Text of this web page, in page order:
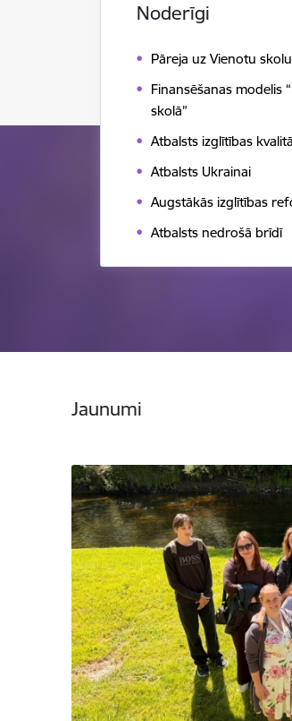
Noderīgi
Pāreja uz Vienotu skolu
Finansēšanas modelis
skolā”
Atbalsts izglītības
Atbalsts Ukrainai
Augstākās izglītības
Atbalsts nedrošā brīdī
Jaunumi